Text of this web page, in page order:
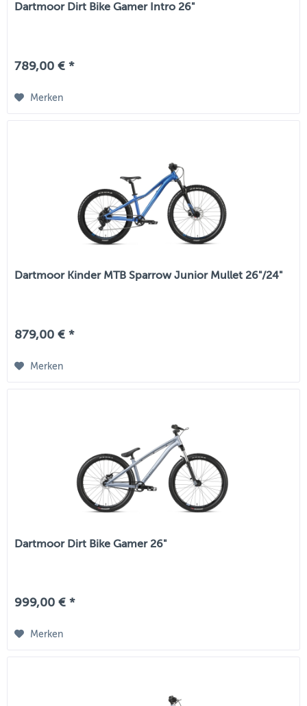
Dartmoor Dirt Bike Gamer Intro 26"
789,00 € *
Merken
Dartmoor Kinder MTB Sparrow Junior Mullet 26"/24"
879,00 € *
Merken
Dartmoor Dirt Bike Gamer 26"
999,00 € *
Merken